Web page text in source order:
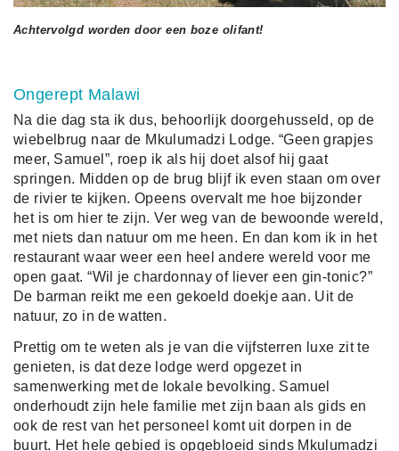
Achtervolgd worden door een boze olifant!
Ongerept Malawi
Na die dag sta ik dus, behoorlijk doorgehusseld, op de
wiebelbrug naar de Mkulumadzi Lodge. “Geen grapjes
meer, Samuel”, roep ik als hij doet alsof hij gaat
springen. Midden op de brug blijf ik even staan om over
de rivier te kijken. Opeens overvalt me hoe bijzonder
het is om hier te zijn. Ver weg van de bewoonde wereld,
met niets dan natuur om me heen. En dan kom ik in het
restaurant waar weer een heel andere wereld voor me
open gaat. “Wil je chardonnay of liever een gin-tonic?”
De barman reikt me een gekoeld doekje aan. Uit de
natuur, zo in de watten.
Prettig om te weten als je van die vijfsterren luxe zit te
genieten, is dat deze lodge werd opgezet in
samenwerking met de lokale bevolking. Samuel
onderhoudt zijn hele familie met zijn baan als gids en
ook de rest van het personeel komt uit dorpen in de
buurt. Het hele gebied is opgebloeid sinds Mkulumadzi